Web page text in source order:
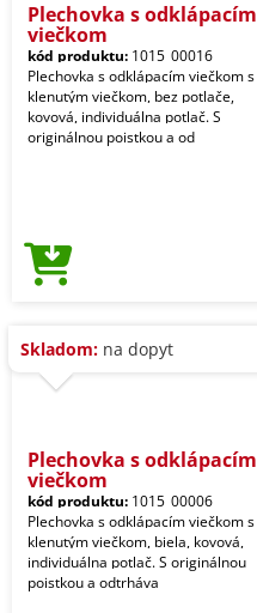
Plechovka s odklápacím
viečkom
kód produktu: 1015_00016
Plechovka s odklápacím viečkom s
klenutým viečkom, bez potlače,
kovová, individuálna potlač. S
originálnou poistkou a od
Skladom: na dopyt
Plechovka s odklápacím
viečkom
kód produktu: 1015_00006
Plechovka s odklápacím viečkom s
klenutým viečkom, biela, kovová,
individuálna potlač. S originálnou
poistkou a odtrháva